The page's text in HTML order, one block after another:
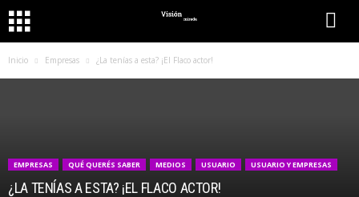
Inicio Empresas ¿La tenías a esta? ¡El Flaco actor!
EMPRESAS QUÉ QUERÉS SABER MEDIOS USUARIO USUARIO Y EMPRESAS
¿LA TENÍAS A ESTA? ¡EL FLACO ACTOR!